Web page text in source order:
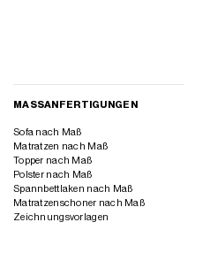
MASSANFERTIGUNGEN
Sofa nach Maß
Matratzen nach Maß
Topper nach Maß
Polster nach Maß
Spannbettlaken nach Maß
Matratzenschoner nach Maß
Zeichnungsvorlagen